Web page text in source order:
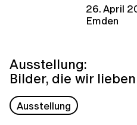
26. April
Emden
Ausstellung:
Bilder, die wir lieben
Ausstellung